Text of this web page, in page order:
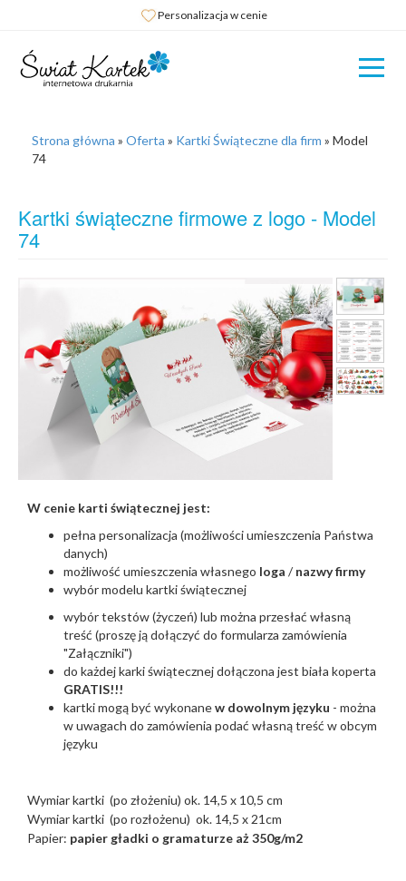
Personalizacja w cenie
Strona główna » Oferta » Kartki Świąteczne dla firm » Model
74
Kartki świąteczne firmowe z logo - Model
74
W cenie karti świątecznej jest:
pełna personalizacja (możliwości umieszczenia Państwa
danych)
możliwość umieszczenia własnego loga /nazwy firmy
wybór modelu kartki świątecznej
wybór tekstów (życzeń) lub można przesłać własną
treść (proszę ją dołączyć do formularza zamówienia
"Załączniki")
do każdej karki świątecznej dołączona jest biała koperta
GRATIS!!!
kartki mogą być wykonanew dowolnym języku - można
w uwagach do zamówienia podać własną treść w obcym
języku
Wymiar kartki (po złożeniu) ok. 14,5 x 10,5 cm
Wymiar kartki (po rozłożenu) ok. 14,5 x 21cm
Papier: papier gładki o gramaturze aż 350g/m2